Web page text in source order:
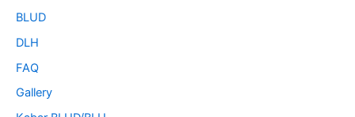
BLUD
DLH
FAQ
Gallery